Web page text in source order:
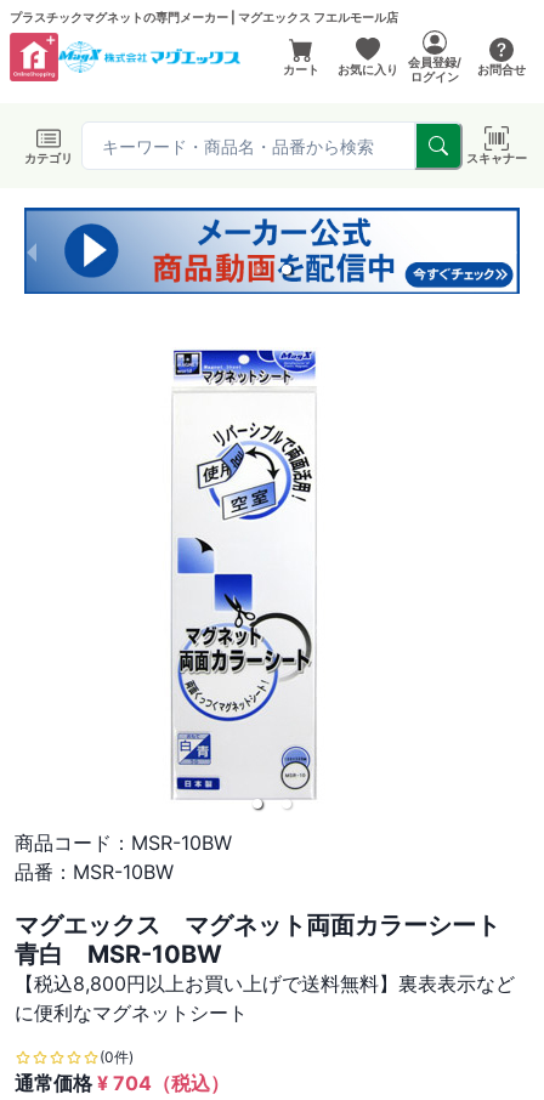
プラスチックマグネットの専門メーカー | マグエックス フエルモール店
カート お気に入り
会員登録/
ログイン
お問合せ
カテゴリ スキャナー
商品コード： MSR-10BW
品番： MSR-10BW
マグエックス マグネット両面カラーシート
青白 MSR-10BW
【税込8,800円以上お買い上げで送料無料】裏表表示など
に便利なマグネットシート
(0件)
通常価格¥ 704 （税込）